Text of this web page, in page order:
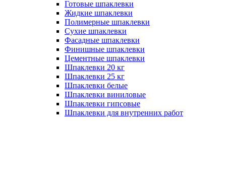
Готовые шпаклевки
Жидкие шпаклевки
Полимерные шпаклевки
Сухие шпаклевки
Фасадные шпаклевки
Финишные шпаклевки
Цементные шпаклевки
Шпаклевки 20 кг
Шпаклевки 25 кг
Шпаклевки белые
Шпаклевки виниловые
Шпаклевки гипсовые
Шпаклевки для внутренних работ